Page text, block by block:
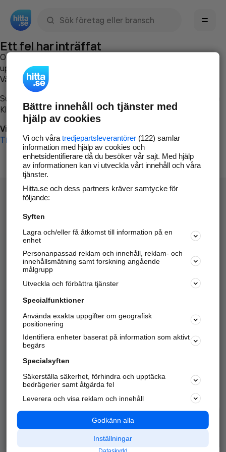
Ett fel har inträffat
Om du vill kan du
uppstod så att vi lättare och snabbare kan avhjälpa det.
Vänligen försök med följande:
Surfa till
Klicka påTillbaka-knappen i webbläsaren och försök igen
Vi beklagar besväret!
Till startsidan
Hitta.se - Gratis nummerupplysning.
Sök företag, personer och platser.
Hitta telefonnummer, adresser, företagsinfo mm.
Marknadsför företaget
Kom igång och annonsera mot
samarbetspartners nära dig.
Alla kategorier
Populära sökningar
API & Kartor
Annonsera
Integritet
Nödnummer
Bättre innehåll och tjänster med
hjälp av cookies
Vi och våra tredjepartsleverantörer(122) samlar
information med hjälp av cookies och
enhetsidentifierare då du besöker vår sajt. Med hjälp
av informationen kan vi utveckla vårt innehåll och våra
tjänster.
Hitta.se och dess partners kräver samtycke för
följande:
Syften
Lagra och/eller få åtkomst till information på en
enhet
Personanpassad reklam och innehåll, reklam- och
innehållsmätning samt forskning angående
målgrupp
Utveckla och förbättra tjänster
Specialfunktioner
Använda exakta uppgifter om geografisk
positionering
Identifiera enheter baserat på information som aktivt
begärs
Specialsyften
Säkerställa säkerhet, förhindra och upptäcka
bedrägerier samt åtgärda fel
Leverera och visa reklam och innehåll
Godkänn alla
Inställningar
Dataskydd